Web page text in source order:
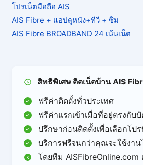
โปรเน็ตมือถือ AIS
AIS Fibre + แอปดูหนัง+ทีวี + ซิม
AIS Fibre BROADBAND 24 เน้นเน็ต
สิทธิพิเศษ ติดเน็ตบ้าน AIS
ฟรีค่าติดตั้งทั่วประเทศ
ฟรีค่าแรกเข้าเมื่อที่อยู่ตรงกับ
ปรึกษาก่อนติดตั้งเพื่อเลือกโป
บริการฟรีจนกว่าคุณจะใช้งาน
โดยทีม AISFibreOnline.com